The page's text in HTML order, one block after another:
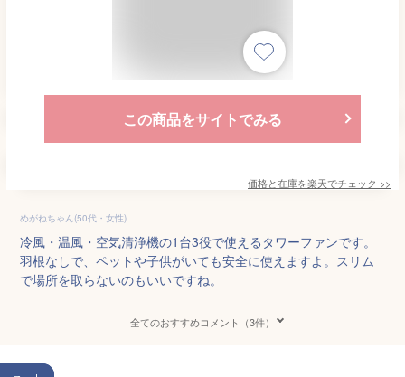
この商品をサイトでみる
価格と在庫を楽天でチェック >>
めがねちゃん(50代・女性)
冷風・温風・空気清浄機の1台3役で使えるタワーファンです。
羽根なしで、ペットや子供がいても安全に使えますよ。スリム
で場所を取らないのもいいですね。
全てのおすすめコメント（3件）